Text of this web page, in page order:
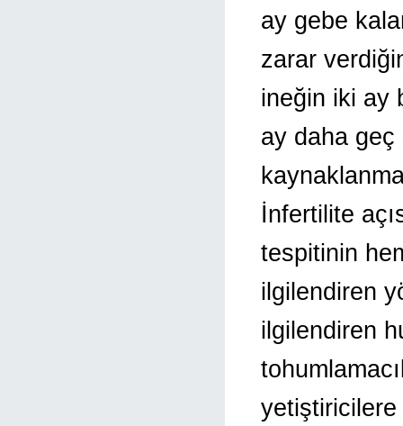
ay gebe
zarar
ineğin iki ay
ay daha geç
İnfertilite
tespitinin
ilgilendiren
ilgilendiren
yetiştiricilere